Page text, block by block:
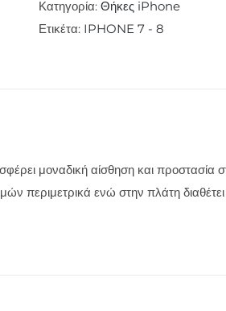
iPhone
7/8,
Κατηγορία: Θήκες iPhone
Ετικέτα: IPHONE 7 - 8
μοναδική αίσθηση και προστασία
περιμετρικά ενώ στην πλάτη